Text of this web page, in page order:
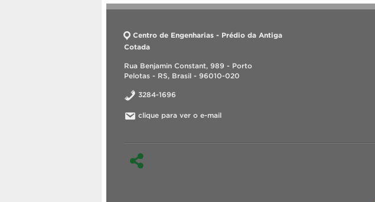
Centro de Engenharias - Prédio da Antiga
Cotada
Rua Benjamin Constant, 989 - Porto
Pelotas - RS, Brasil - 96010-020
3284-1696
clique para ver o e-mail